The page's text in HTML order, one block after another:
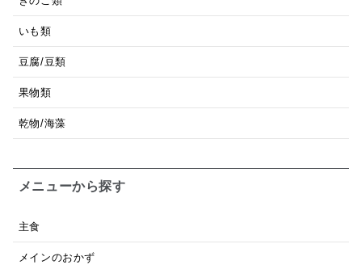
いも類
豆腐/豆類
果物類
乾物/海藻
メニューから探す
主食
メインのおかず